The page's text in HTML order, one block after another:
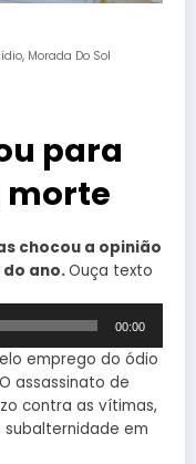
, Morada Do Sol
para
morte
chocou a opinião
ano.Ouça texto
00:00
emprego do ódio
assassinato de
contra as vítimas,
em